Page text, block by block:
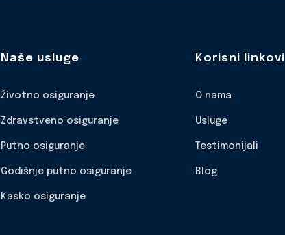
Naše usluge
Životno osiguranje
Zdravstveno osiguranje
Putno osiguranje
Godišnje putno osiguranje
Kasko osiguranje
Korisni linkovi
O nama
Usluge
Testimonijali
Blog